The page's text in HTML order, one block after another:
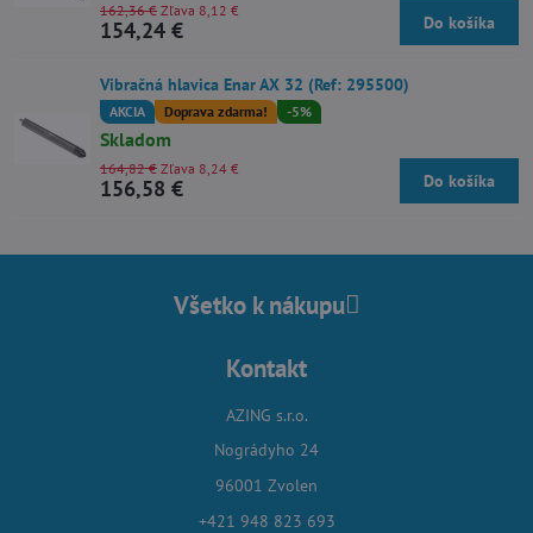
154,24 €
162,36 € Zľava 8,12 €
Do košíka
Vibračná hlavica Enar AX 32 (Ref: 295500)
AKCIA Doprava zdarma! -5%
Skladom
156,58 €
164,82 € Zľava 8,24 €
Do košíka
Všetko k nákupu
Kontakt
AZING s.r.o.
Nográdyho 24
96001 Zvolen
+421 948 823 693